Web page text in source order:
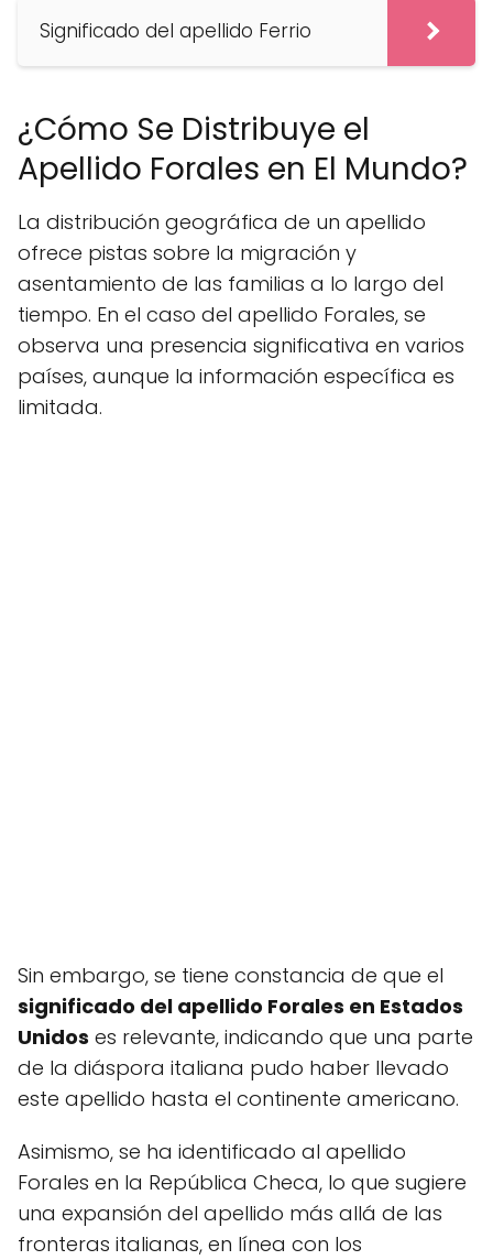
Significado del apellido Ferrio
¿Cómo Se Distribuye el
Apellido Forales en El Mundo?
La distribución geográfica de un apellido
ofrece pistas sobre la migración y
asentamiento de las familias a lo largo del
tiempo. En el caso del apellido Forales, se
observa una presencia significativa en varios
países, aunque la información específica es
limitada.
Sin embargo, se tiene constancia de que el
significado del apellido Forales en Estados
Unidos es relevante, indicando que una parte
de la diáspora italiana pudo haber llevado
este apellido hasta el continente americano.
Asimismo, se ha identificado al apellido
Forales en la República Checa, lo que sugiere
una expansión del apellido más allá de las
fronteras italianas, en línea con los